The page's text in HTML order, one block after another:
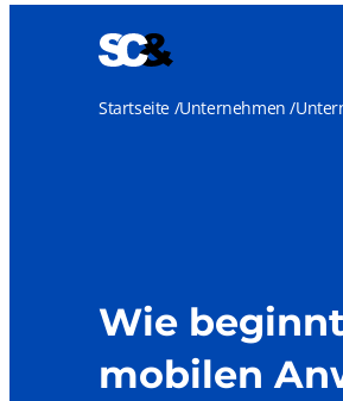
Startseite Unternehmen
Wie
mobilen